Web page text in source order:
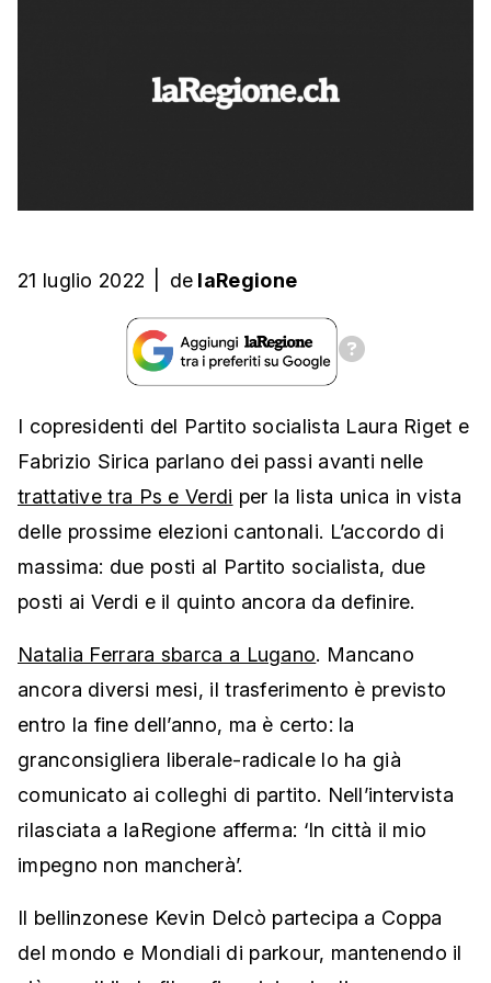
21 luglio 2022 de laRegione
I copresidenti del Partito socialista Laura Riget e
Fabrizio Sirica parlano dei passi avanti nelle
trattative tra Ps e Verdi per la lista unica in vista
delle prossime elezioni cantonali. L’accordo di
massima: due posti al Partito socialista, due
posti ai Verdi e il quinto ancora da definire.
Natalia Ferrara sbarca a Lugano. Mancano
ancora diversi mesi, il trasferimento è previsto
entro la fine dell’anno, ma è certo: la
granconsigliera liberale-radicale lo ha già
comunicato ai colleghi di partito. Nell’intervista
rilasciata a laRegione afferma: ‘In città il mio
impegno non mancherà’.
Il bellinzonese Kevin Delcò partecipa a Coppa
del mondo e Mondiali di parkour, mantenendo il